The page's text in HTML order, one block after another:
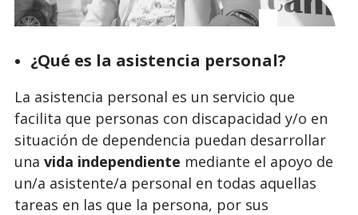
¿Qué es la asistencia personal?
La asistencia personal es un servicio que
facilita que personas con discapacidad y/o en
situación de dependencia puedan desarrollar
una vida independiente mediante el apoyo de
un/a asistente/a personal en todas aquellas
tareas en las que la persona, por sus